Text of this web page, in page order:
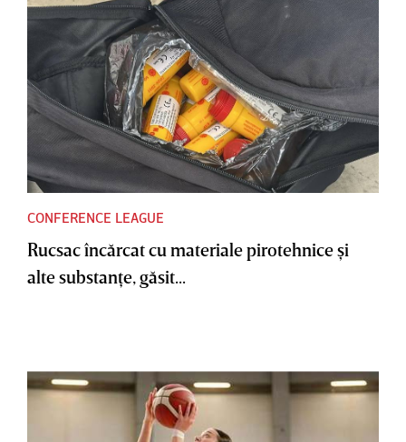
CONFERENCE LEAGUE
Rucsac încărcat cu materiale pirotehnice şi
alte substanţe, găsit...